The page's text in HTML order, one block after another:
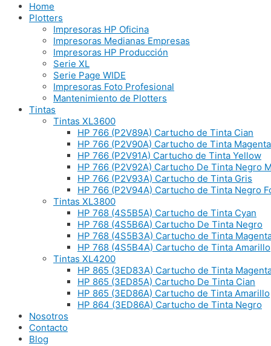
Home
Plotters
Impresoras HP Oficina
Impresoras Medianas Empresas
Impresoras HP Producción
Serie XL
Serie Page WIDE
Impresoras Foto Profesional
Mantenimiento de Plotters
Tintas
Tintas XL3600
HP 766 (P2V89A) Cartucho de Tinta Cian
HP 766 (P2V90A) Cartucho de Tinta Magenta
HP 766 (P2V91A) Cartucho de Tinta Yellow
HP 766 (P2V92A) Cartucho De Tinta Negro
HP 766 (P2V93A) Cartucho de Tinta Gris
HP 766 (P2V94A) Cartucho de Tinta Negro
Tintas XL3800
HP 768 (4S5B5A) Cartucho de Tinta Cyan
HP 768 (4S5B6A) Cartucho De Tinta Negro
HP 768 (4S5B3A) Cartucho de Tinta
HP 768 (4S5B4A) Cartucho de Tinta Amarillo
Tintas XL4200
HP 865 (3ED83A) Cartucho de Tinta
HP 865 (3ED85A) Cartucho De Tinta Cian
HP 865 (3ED86A) Cartucho de Tinta Amarillo
HP 864 (3ED86A) Cartucho de Tinta Negro
Nosotros
Contacto
Blog